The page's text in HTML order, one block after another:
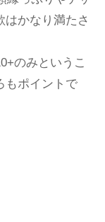
はかなり満たさ
のみというこ
もポイントで